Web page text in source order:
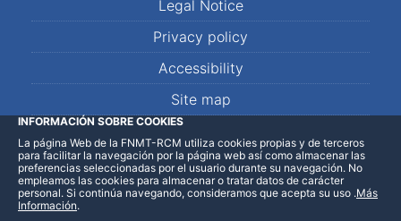
Legal Notice
Privacy policy
Accessibility
Site map
LinkedInFacebookWhatsApp
INFORMACIÓN SOBRE COOKIES
La página Web de la FNMT-RCM utiliza cookies propias y de terceros
para facilitar la navegación por la página web así como almacenar las
preferencias seleccionadas por el usuario durante su navegación. No
empleamos las cookies para almacenar o tratar datos de carácter
personal. Si continúa navegando, consideramos que acepta su uso .Más
Información.